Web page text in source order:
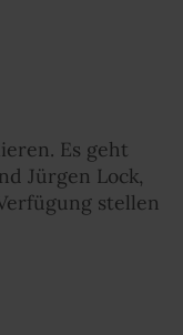
Es geht
Jürgen Lock,
stellen